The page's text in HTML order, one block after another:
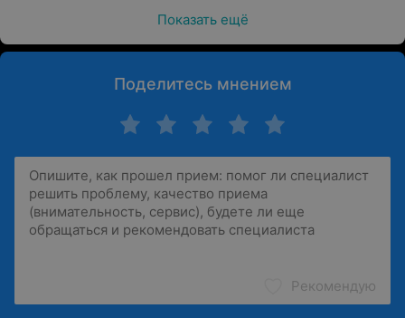
Показать ещё
Поделитесь мнением
Рекомендую